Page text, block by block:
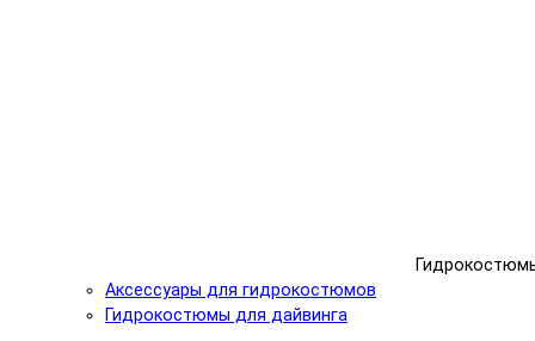
Аксессуары для гидрокостюмов
Гидрокостюмы для дайвинга